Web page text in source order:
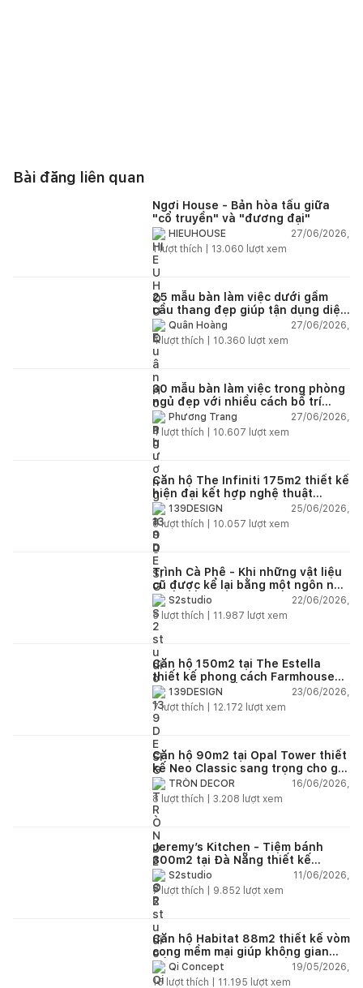
Bài đăng liên quan
Ngơi House - Bản hòa tấu giữa
"cổ truyền" và "đương đại"
HIEUHOUSE
27/06/2026,
1lượt thích | 13.060 lượt xem
25 mẫu bàn làm việc dưới gầm
cầu thang đẹp giúp tận dụng diện
tích tưởng chừng bị bỏ quên
Quân Hoàng
27/06/2026,
4lượt thích | 10.360 lượt xem
30 mẫu bàn làm việc trong phòng
ngủ đẹp với nhiều cách bố trí
thông minh cho mọi diện tích
Phương Trang
27/06/2026,
4 lượt thích | 10.607 lượt xem
Căn hộ The Infiniti 175m2 thiết kế
hiện đại kết hợp nghệ thuật
Modern Art đầy cảm xúc
139DESIGN
25/06/2026,
6lượt thích | 10.057 lượt xem
Trình Cà Phê - Khi những vật liệu
cũ được kể lại bằng một ngôn ngữ
thiết kế mới
S2studio
22/06/2026,
5 lượt thích | 11.987 lượt xem
Căn hộ 150m2 tại The Estella
thiết kế phong cách Farmhouse
thanh lịch và ấm áp
139DESIGN
23/06/2026,
7lượt thích | 12.172 lượt xem
Căn hộ 90m2 tại Opal Tower thiết
kế Neo Classic sang trọng cho gia
đình trẻ
TRÒN DECOR
16/06/2026,
8 lượt thích | 3.208 lượt xem
Jeremy’s Kitchen - Tiệm bánh
300m2 tại Đà Nẵng thiết kế
phong cách công nghiệp hiện đại
ngập tràn ánh sáng tự nhiên
S2studio
11/06/2026,
7lượt thích | 9.852 lượt xem
Căn hộ Habitat 88m2 thiết kế vòm
cong mềm mại giúp không gian
sống hiện đại trở nên ấm áp hơn
Qi Concept
19/05/2026,
15 lượt thích | 11.195 lượt xem